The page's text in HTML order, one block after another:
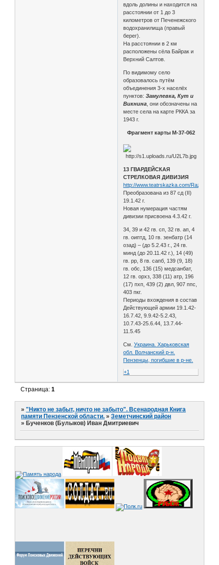
вдоль долины и находится на
расстоянии от 1 до 3
километров от Печенежского
водохранилища (правый
берег).
На расстоянии в 2 км
расположены сёла Байрак и
Верхний Салтов.
По видимому село
образовалось путём
объединения 3-х населёх
пунктов:Замулевка, Кут и
Викнина , они обозначены на
месте села на карте РККА за
1943 г.
Фрагмент карты М-37-062
13 ГВАРДЕЙСКАЯ
СТРЕЛКОВАЯ ДИВИЗИЯ
http://www.teatrskazka.com/Raznoe/
Преобразована из 87 сд (II)
19.1.42 г.
Новая нумерация частям
дивизии присвоена 4.3.42 г.
34, 39 и 42 гв. сп, 32 гв. ап, 4
гв. оиптд, 10 гв. зенбатр (14
озад) – (до 5.2.43 г., 24 гв.
минд (до 20.11.42 г.), 14 (49)
гв. рр, 8 гв. сапб, 139 (9, 18)
гв. обс, 136 (15) медсанбат,
12 гв. орхз, 338 (11) атр, 196
(17) пхп, 439 (2) двл, 907 ппс,
403 пкг.
Периоды вхождения в состав
Действующей армии 19.1.42-
16.7.42, 9.9.42-5.2.43,
10.7.43-25.6.44, 13.7.44-
11.5.45
См.Украина. Харьковская
обл. Волчанский р-н.
Пензенцы, погибшие в р-не.
+1
Страница:1
»"Никто не забыт, ничто не забыто". Всенародная Книга
памяти Пензенской области. »Земетчинский район
» Бученков (Булыков) Иван Дмитриевич